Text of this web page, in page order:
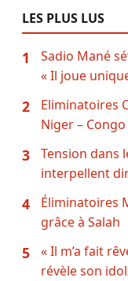
LES PLUS LUS
1
Sadio Mané
« Il joue
2
Eliminatoires
Niger –
3
Tension dans
interpellent
4
Éliminatoires
grâce à Salah
5
« Il m’a fait
révèle son